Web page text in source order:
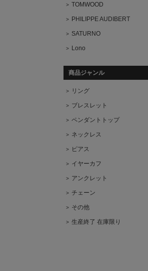
TOMWOOD
PHILIPPE AUDIBERT
SATURNO
Lono
商品ジャンル
リング
ブレスレット
ペンダントトップ
ネックレス
ピアス
イヤーカフ
アンクレット
チェーン
その他
生産終了 在庫限り